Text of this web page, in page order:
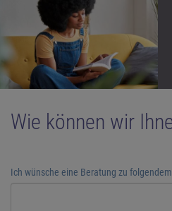
Wie können wir
Ich wünsche eine Beratung zu